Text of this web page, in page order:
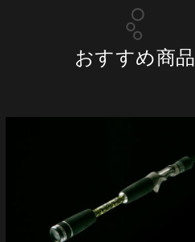
おすすめ商品